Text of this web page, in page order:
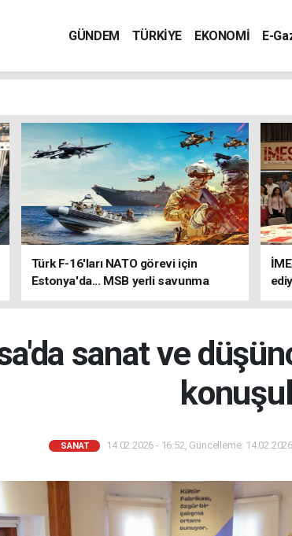
GÜNDEM TÜRKİYE EKONOMİ E-
Türk F-16'ları NATO görevi için
Estonya'da... MSB yerli savunma
sistemleriyle güçleniyor
sanat ve
SANAT 14.02.2026 - 16:52, Güncelleme: